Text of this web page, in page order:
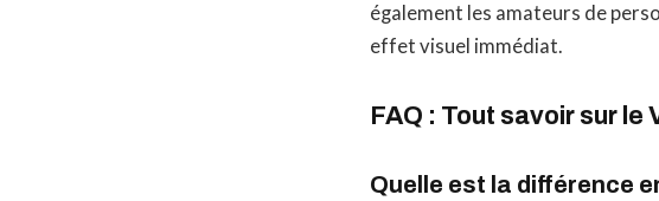
également les amateurs de
effet visuel immédiat.
FAQ : Tout savoir sur le
Quelle est la différence